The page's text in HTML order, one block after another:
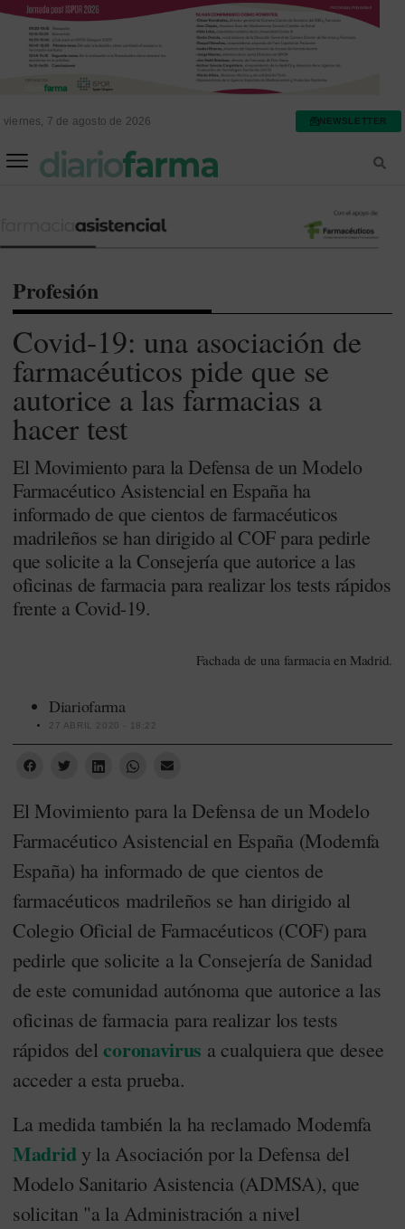
viernes, 7 de agosto de 2026 NEWSLETTER
Profesión
Covid-19: una asociación de
farmacéuticos pide que se
autorice a las farmacias a
hacer test
El Movimiento para la Defensa de un Modelo
Farmacéutico Asistencial en España ha
informado de que cientos de farmacéuticos
madrileños se han dirigido al COF para pedirle
que solicite a la Consejería que autorice a las
oficinas de farmacia para realizar los tests rápidos
frente a Covid-19.
Fachada de una farmacia en Madrid.
Diariofarma
27 ABRIL 2020 - 18:22
El Movimiento para la Defensa de un Modelo
Farmacéutico Asistencial en España (Modemfa
España) ha informado de que cientos de
farmacéuticos madrileños se han dirigido al
Colegio Oficial de Farmacéuticos (COF) para
pedirle que solicite a la Consejería de Sanidad
de este comunidad autónoma que autorice a las
oficinas de farmacia para realizar los tests
rápidos delcoronavirus a cualquiera que desee
acceder a esta prueba.
La medida también la ha reclamado Modemfa
Madridy la Asociación por la Defensa del
Modelo Sanitario Asistencia (ADMSA), que
solicitan "a la Administración a nivel